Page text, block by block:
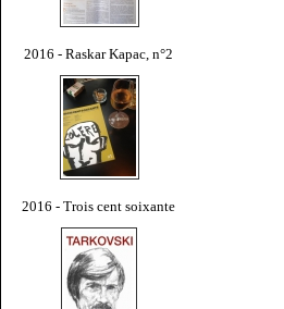
2016 - Raskar Kapac, n°2
2016 - Trois cent soixante